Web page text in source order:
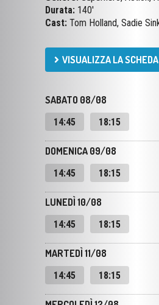
VISUALIZZA LA SCHEDA
SABATO 08/08
DOMENICA 09/08
14:45 18:15
LUNEDÌ 10/08
14:45 18:15
MARTEDÌ 11/08
14:45 18:15
MERCOLEDÌ 12/08
18:50